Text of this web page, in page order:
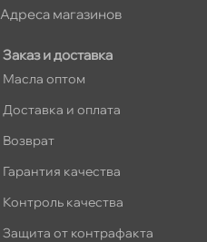
Заказ и доставка
Масла оптом
Доставка и оплата
озврат
Гарантия качества
Контроль качества
Защита от контрафакта
Адреса магазино